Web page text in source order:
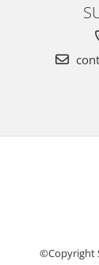
©Copyright